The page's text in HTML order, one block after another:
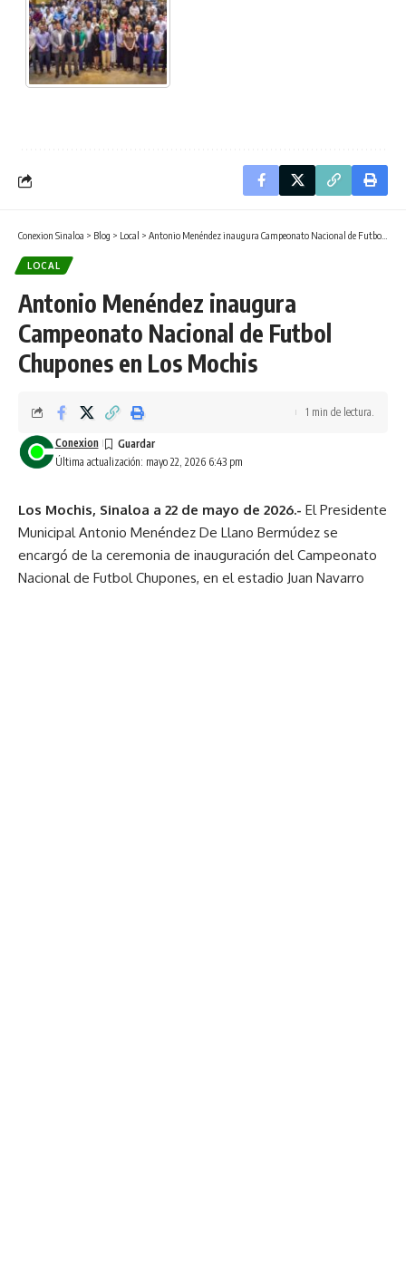
Conexion Sinaloa > Blog > Local > Antonio Menéndez inaugura Campeonato Nacional de Futbol Chupones en Los Mochis
LOCAL
Antonio Menéndez inaugura
Campeonato Nacional de Futbol
Chupones en Los Mochis
Última actualización: mayo 22, 2026 6:43 pm
Conexion
1 min de lectura.
Los Mochis, Sinaloa a 22 de mayo de 2026.- El Presidente
Municipal Antonio Menéndez De Llano Bermúdez se
encargó de la ceremonia de inauguración del Campeonato
Nacional de Futbol Chupones, en el estadio Juan Navarro